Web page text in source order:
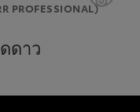
PROFESSIONAL)
ดาว